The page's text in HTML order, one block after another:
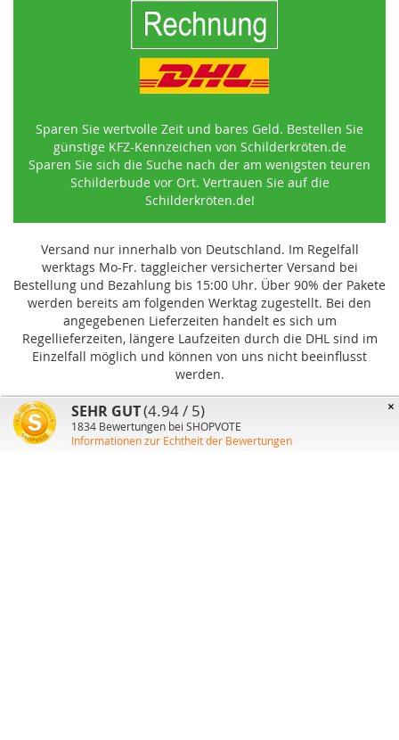
Sparen Sie wertvolle Zeit und bares Geld. Bestellen Sie
günstige KFZ-Kennzeichen von Schilderkröten.de
Sparen Sie sich die Suche nach der am wenigsten teuren
Schilderbude vor Ort. Vertrauen Sie auf die
Schilderkröten.de!
Versand nur innerhalb von Deutschland. Im Regelfall
werktags Mo-Fr. taggleicher versicherter Versand bei
Bestellung und Bezahlung bis 15:00 Uhr. Über 90% der Pakete
werden bereits am folgenden Werktag zugestellt. Bei den
angegebenen Lieferzeiten handelt es sich um
Regellieferzeiten, längere Laufzeiten durch die DHL sind im
Einzelfall möglich und können von uns nicht beeinflusst
werden.
×
SEHR GUT(4.94 / 5)
1834 Bewertungen bei SHOPVOTE
Informationen zur Echtheit der Bewertungen